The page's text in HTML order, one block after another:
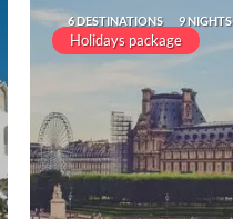
6 DESTINATIONS 9 NIGHTS
Holidays package